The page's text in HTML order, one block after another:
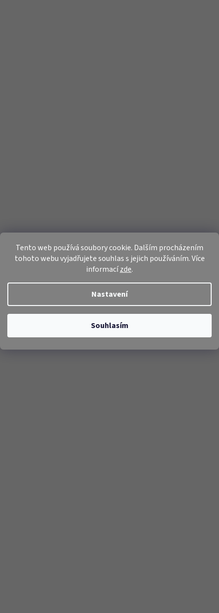
Tento web používá soubory cookie. Dalším procházením
tohoto webu vyjadřujete souhlas s jejich používáním. Více
informacízde.
Nastavení
Souhlasím